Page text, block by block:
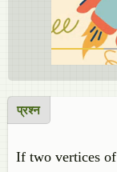
प्रश्न
If two vertices